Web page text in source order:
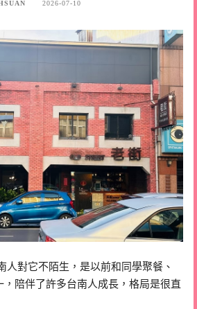
2026-07-10
人對它不陌生，是以前和同學聚餐、
陪伴了許多台南人成長，格局是很直